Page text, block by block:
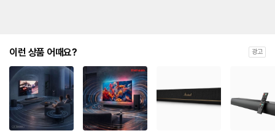
이런 상품 어때요? 광고